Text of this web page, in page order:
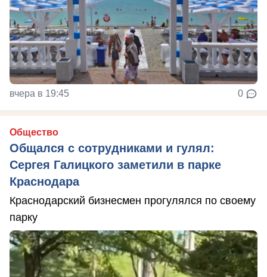
вчера в 19:45 0
Общество
Общался с сотрудниками и гулял:
Сергея Галицкого заметили в парке
Краснодара
Краснодарский бизнесмен прогулялся по своему
парку